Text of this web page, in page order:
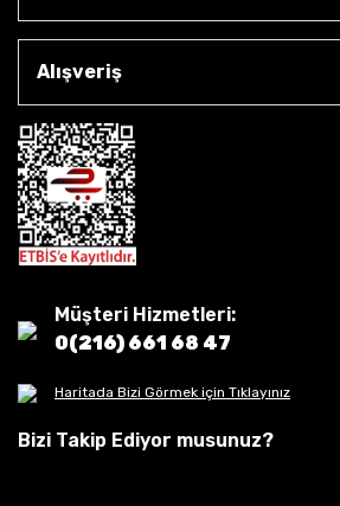
Alışveriş
Müşteri Hizmetleri:
0(216) 661 68 47
Haritada Bizi Görmek için Tıklayınız
Bizi Takip Ediyor musunuz?